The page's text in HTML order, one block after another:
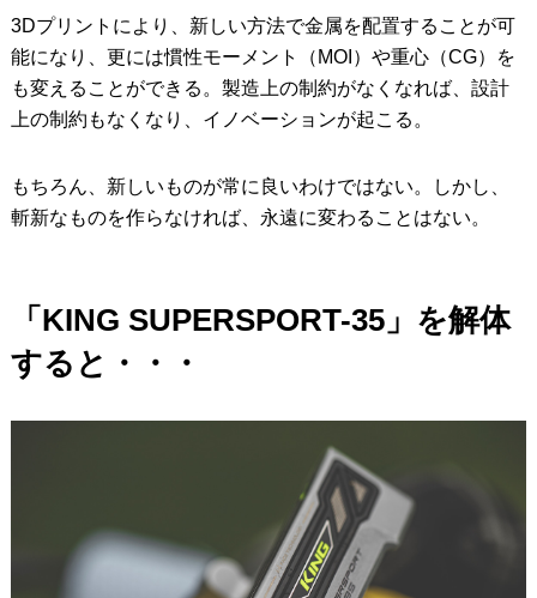
3Dプリントにより、新しい方法で金属を配置することが可
能になり、更には慣性モーメント（MOI）や重心（CG）を
も変えることができる。製造上の制約がなくなれば、設計
上の制約もなくなり、イノベーションが起こる。
もちろん、新しいものが常に良いわけではない。しかし、
斬新なものを作らなければ、永遠に変わることはない。
「KING SUPERSPORT-35」を解体
すると・・・